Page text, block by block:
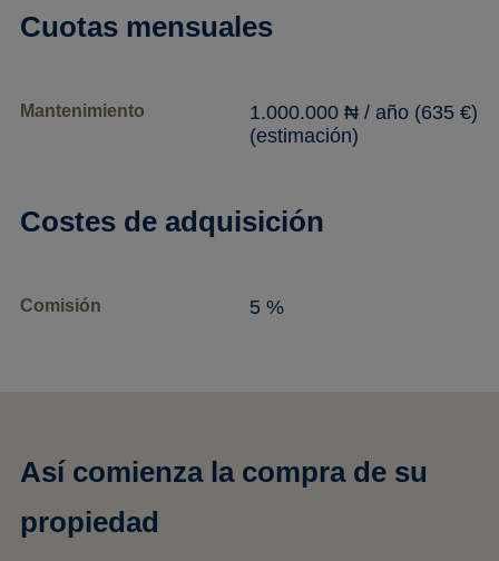
Cuotas mensuales
Mantenimiento
1.000.000 ₦ / año (635 €)
(estimación)
Costes de adquisición
Comisión 5 %
Así comienza la compra de su
propiedad